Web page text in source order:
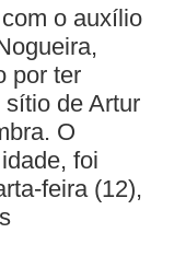
o auxílio
por ter
de Artur
O
foi
feira (12),